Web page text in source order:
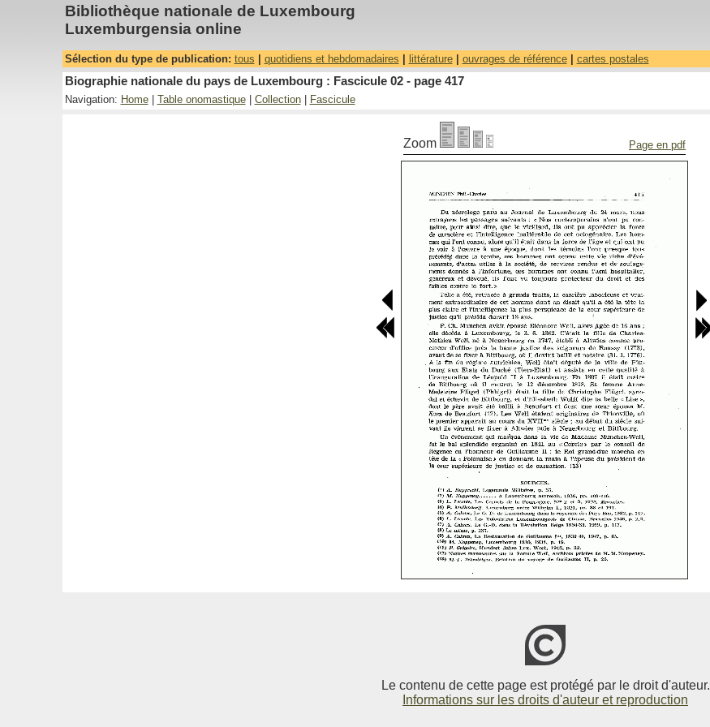
Bibliothèque nationale de Luxembourg
Luxemburgensia online
Sélection du type de publication: tous quotidiens et hebdomadaires littérature| ouvrages de référence| cartes postales
Biographie nationale du pays de Luxembourg : Fascicule 02 - page 417
Navigation: Home| Table onomastique| Collection| Fascicule
Zoom Page en pdf
Le contenu de cette page est protégé par le droit d'auteur.
Informations sur les droits d'auteur et reproduction